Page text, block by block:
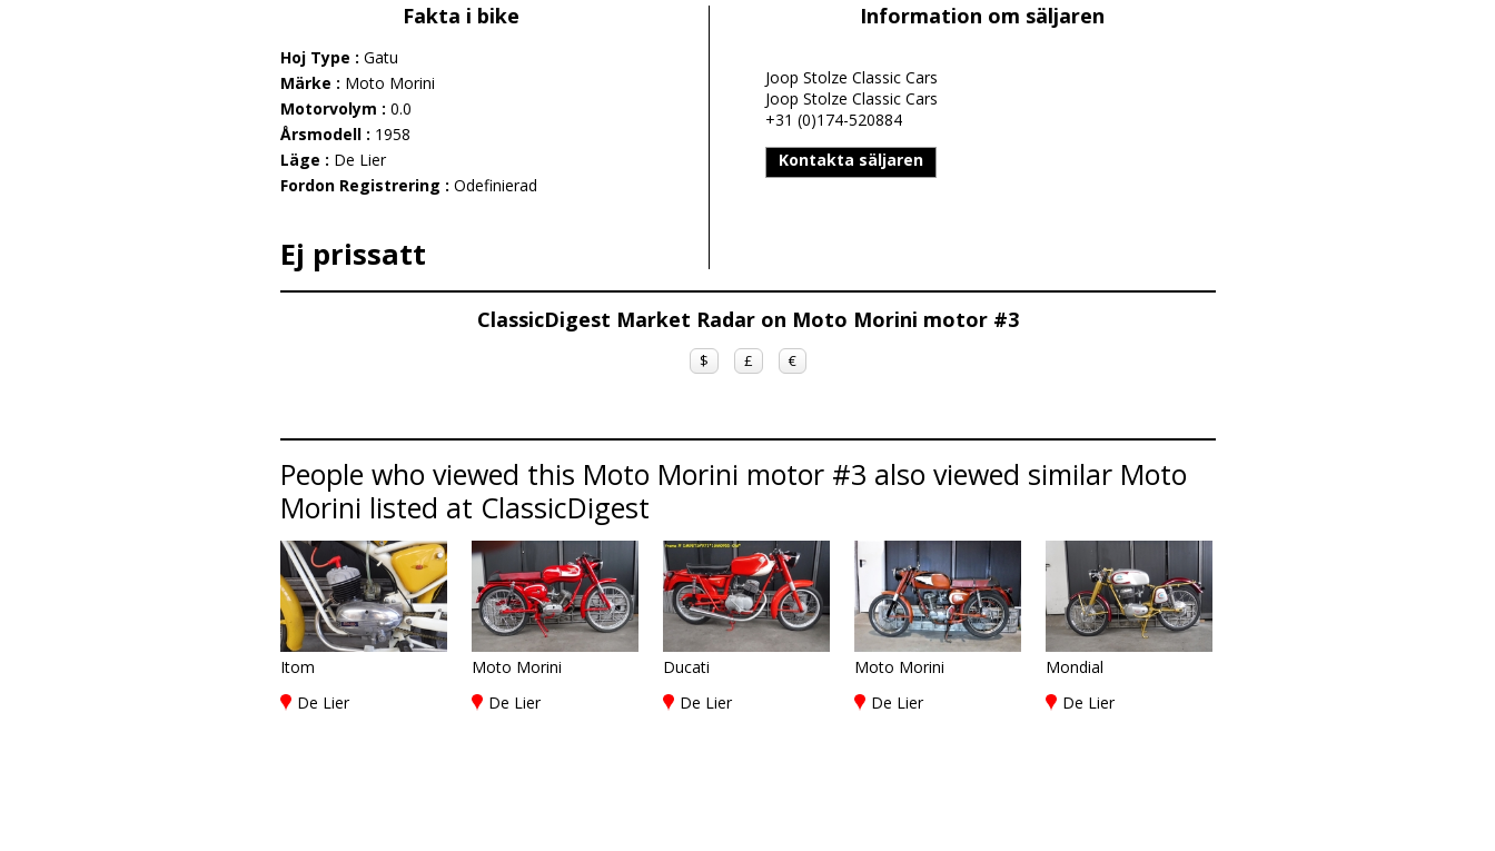
Fakta i bike
Hoj Type : Gatu
Märke : Moto Morini
Motorvolym : 0.0
Årsmodell : 1958
Läge : De Lier
Fordon Registrering : Odefinierad
Ej prissatt
Information om säljaren
Joop Stolze Classic Cars
Joop Stolze Classic Cars
+31 (0)174-520884
Kontakta säljaren
ClassicDigest Market Radar on Moto Morini motor #3
$ £ €
People who viewed this Moto Morini motor #3 also viewed similar Moto
Morini listed at ClassicDigest
Itom
De Lier
Moto Morini
De Lier
Ducati
De Lier
Moto Morini
De Lier
Mondial
De Lier